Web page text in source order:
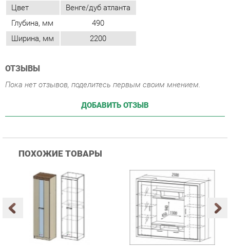
ОТЗЫВЫ
Пока нет отзывов, поделитесь первым своим мнением.
Купить
Гостиная Стиль
Атлантида-2 Венге-дуб
Белфорд
Купить
Гостиная Витра
Симфония 7.10
55 482 ₽
info@soft-ekb.ru +7 (903) 000-00-00